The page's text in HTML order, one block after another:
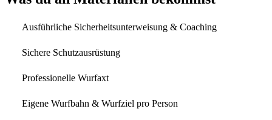
Ausführliche Sicherheitsunterweisung & Coaching
Sichere Schutzausrüstung
Professionelle Wurfaxt
Eigene Wurfbahn & Wurfziel pro Person